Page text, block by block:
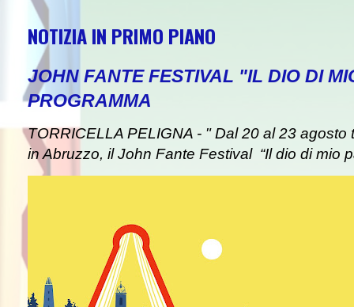
NOTIZIA IN PRIMO PIANO
JOHN FANTE FESTIVAL "IL DIO DI
PROGRAMMA
TORRICELLA PELIGNA - " Dal 20 al 23 agosto
in Abruzzo, il John Fante Festival “Il dio di mio